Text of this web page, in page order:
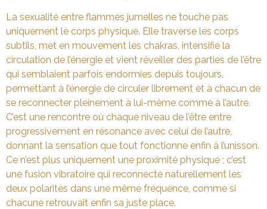
La sexualité entre flammes jumelles ne touche pas
uniquement le corps physique. Elle traverse les corps
subtils, met en mouvement les chakras, intensifie la
circulation de l’énergie et vient réveiller des parties de l’être
qui semblaient parfois endormies depuis toujours,
permettant à l’énergie de circuler librement et à chacun de
se reconnecter pleinement à lui-même comme à l’autre.
C’est une rencontre où chaque niveau de l’être entre
progressivement en résonance avec celui de l’autre,
donnant la sensation que tout fonctionne enfin à l’unisson.
Ce n’est plus uniquement une proximité physique ; c’est
une fusion vibratoire qui reconnecte naturellement les
deux polarités dans une même fréquence, comme si
chacune retrouvait enfin sa juste place.